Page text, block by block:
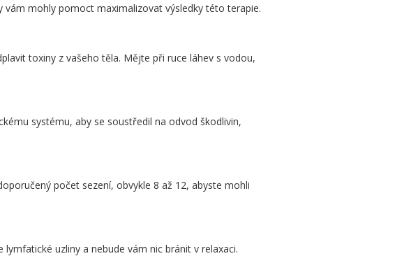
vám mohly pomoct maximalizovat výsledky této terapie.
toxiny z vašeho těla. Mějte při ruce láhev s vodou,
systému, aby se soustředil na odvod škodlivin,
počet sezení, obvykle 8 až 12, abyste mohli
uzliny a nebude vám nic bránit v relaxaci.